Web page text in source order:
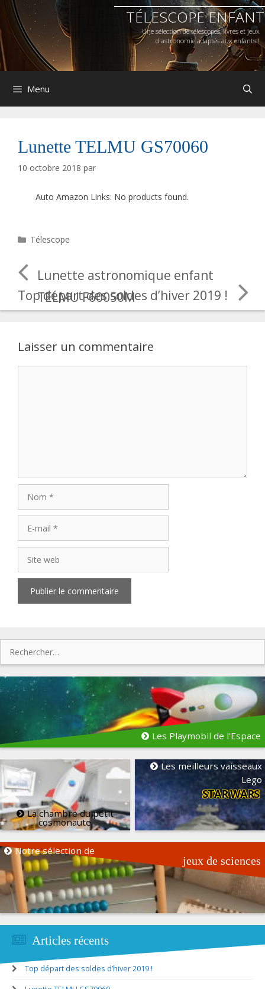
Aller
contenu
Aller
contenu
TÉLESCOPE ENFANT
Une sélection de télescopes, livres et jeux
d'astronomie adaptés aux enfants !
Menu
Lunette TELMU GS70060
10 octobre 2018 par
Auto Amazon Links: No products found.
Catégories
Télescope
Lunette astronomique enfant
TELMU F60050M
Top départ des soldes d’hiver 2019 !
Laisser un commentaire
mail
web
Les Playmobil de l'Espace
La chambre du petit
cosmonaute
Les meilleurs vaisseaux
Lego
STAR WARS
Notre sélection de
jeux de sciences
Articles récents
Top départ des soldes d’hiver 2019 !